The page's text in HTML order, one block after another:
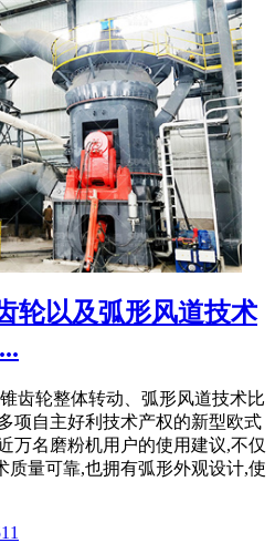
轮以及弧形风道技术
齿轮整体转动、弧形风道技术比
项自主好利技术产权的新型欧式
万名磨粉机用户的使用建议,不仅
质量可靠,也拥有弧形外观设计,使